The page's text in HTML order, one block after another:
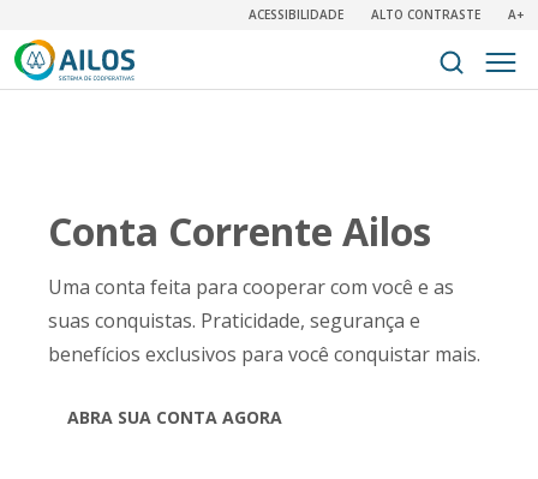
ACESSIBILIDADE ALTO CONTRASTE A+
Conta Corrente Ailos
Uma conta feita para cooperar com você e as
suas conquistas. Praticidade, segurança e
benefícios exclusivos para você conquistar mais.
ABRA SUA CONTA AGORA